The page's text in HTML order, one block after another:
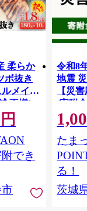
柔らか
ボ抜き
ルメイカ
不揃い
み 時
冷凍
ず おつ
イカ
ュー 宮
円
でき
令和8
地震
【災
(寄附
【返
地のた
共同
支援金
ます
支援
たま
る！
茨城